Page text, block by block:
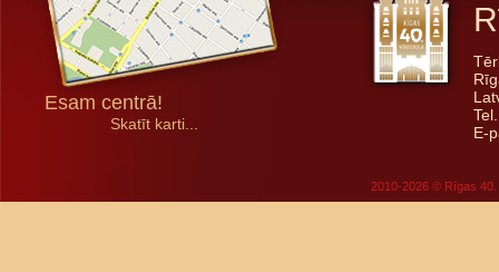
Esam centrā!
Skatīt karti...
E-
2010-2026 © Rīgas